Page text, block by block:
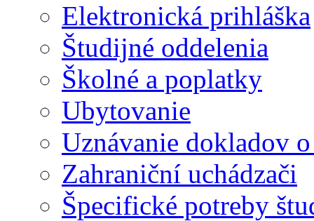
Elektronická prihláška
Študijné oddelenia
Školné a poplatky
Ubytovanie
Uznávanie dokladov
Zahraniční uchádzači
Špecifické potreby